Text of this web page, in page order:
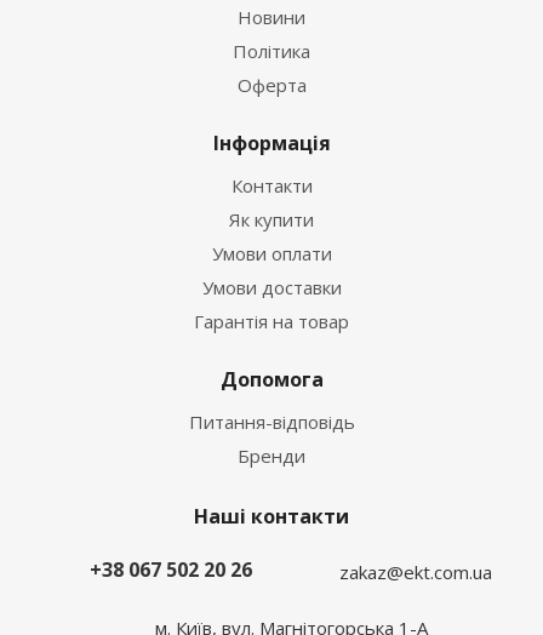
Новини
Політика
Оферта
Інформація
Контакти
Як купити
Умови оплати
Умови доставки
Гарантія на товар
Допомога
Питання-відповідь
Бренди
Наші контакти
+38 067 502 20 26
zakaz@ekt.com.ua
м. Київ, вул. Магнітогорська 1-А